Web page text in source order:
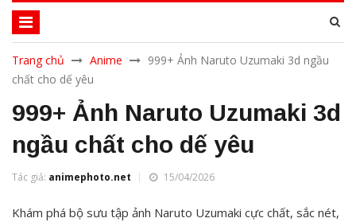
Trang chủ Anime
999+ Ảnh Naruto Uzumaki 3d ngầu
chất cho dế yêu
999+ Ảnh Naruto Uzumaki 3d
ngầu chất cho dế yêu
Tác giả: animephoto.net 15/04/2026
Khám phá bộ sưu tập ảnh Naruto Uzumaki cực chất, sắc nét,